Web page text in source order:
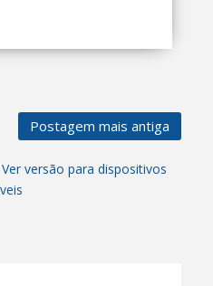
Postagem mais antiga
Ver versão para dispositivos